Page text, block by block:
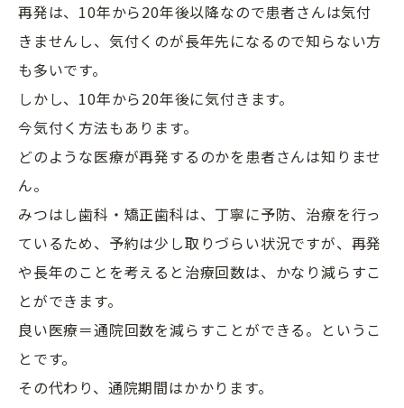
再発は、10年から20年後以降なので患者さんは気付
きませんし、気付くのが長年先になるので知らない方
も多いです。
しかし、10年から20年後に気付きます。
今気付く方法もあります。
どのような医療が再発するのかを患者さんは知りませ
ん。
みつはし歯科・矯正歯科は、丁寧に予防、治療を行っ
ているため、予約は少し取りづらい状況ですが、再発
や長年のことを考えると治療回数は、かなり減らすこ
とができます。
良い医療＝通院回数を減らすことができる。というこ
とです。
その代わり、通院期間はかかります。